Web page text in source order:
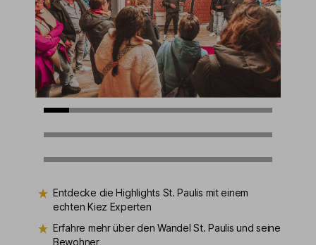
Entdecke die Highlights St. Paulis mit einem
echten Kiez Experten
Erfahre mehr über den Wandel St. Paulis und seine
Bewohner